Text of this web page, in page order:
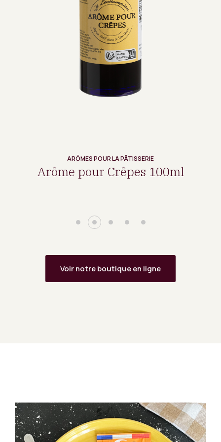
ARÔMES POUR LA PÂTISSERIE
Arôme pour Crêpes 100ml
Voir notre boutique en ligne